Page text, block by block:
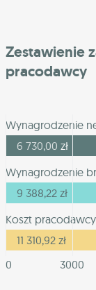
Zestawienie
pracodawcy
Wynagrodzenie
6 730,00 zł
Wynagrodzenie
9 388,22 zł
Koszt pracodawcy
11 310,92 zł
0
3000